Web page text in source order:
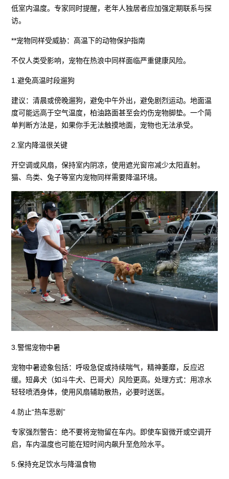
低室内温度。专家同时提醒，老年人独居者应加强定期联系与探
访。
**宠物同样受威胁：高温下的动物保护指南
不仅人类受影响，宠物在热浪中同样面临严重健康风险。
1.避免高温时段遛狗
建议：清晨或傍晚遛狗，避免中午外出，避免剧烈运动。地面温
度可能远高于空气温度，柏油路面甚至会灼伤宠物脚垫。一个简
单判断方法是，如果你手无法触摸地面，宠物也无法承受。
2.室内降温很关键
开空调或风扇，保持室内阴凉，使用遮光窗帘减少太阳直射。
猫、鸟类、兔子等室内宠物同样需要降温环境。
3.警惕宠物中暑
宠物中暑迹象包括：呼吸急促或持续喘气，精神萎靡，反应迟
缓。短鼻犬（如斗牛犬、巴哥犬）风险更高。处理方式：用凉水
轻轻喷洒身体，使用风扇辅助散热，必要时送医。
4.防止“热车悲剧”
专家强烈警告：绝不要将宠物留在车内。即使车窗微开或空调开
启，车内温度也可能在短时间内飙升至危险水平。
5.保持充足饮水与降温食物